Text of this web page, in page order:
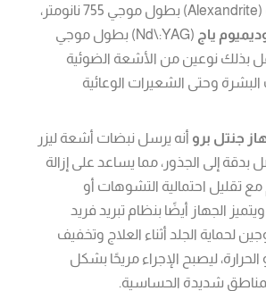
(Alexandrite) بطول موجي 755 نانومتر،
ياج
(Nd\:YAG) بطول موجي
ليشمل بذلك نوعين من الأشعة الضوئية
وحتى الشعيرات الوعائية
جنتل برو أنه يرسل نبضات أشعة ليزر
إلى الجذور، مما يساعد على إزالة
تقليل احتمالية التشوهات أو
الجهاز أيضًا بنظام تبريد فريد
لحماية الجلد أثناء العلاج وتخفيف
ليصبح الإجراء مريحًا بشكل
شديدة الحساسية.